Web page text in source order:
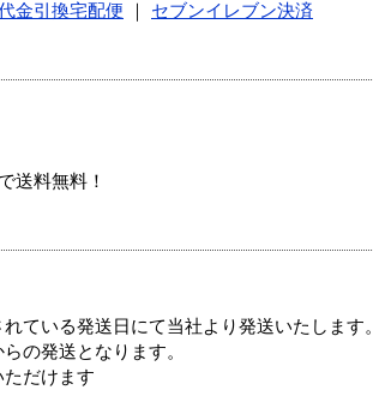
金引換宅配便
セブンイレブン決済
送料無料！
ている発送日にて当社より発送いたします。
の発送となります。
だけます